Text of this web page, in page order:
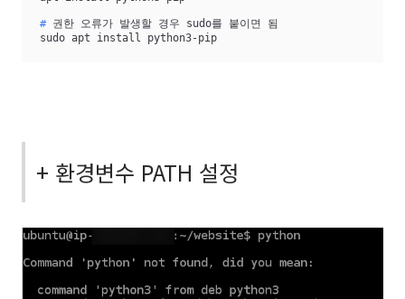
# 권한 오류가 발생할 경우 sudo를 붙이면 됨
sudo apt install python3-pip
+ 환경변수 PATH 설정